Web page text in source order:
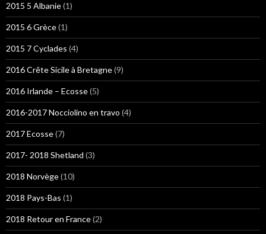
2015 5 Albanie(1)
2015 6 Grèce(1)
2015 7 Cyclades (4)
2016 Crête Sicile à Bretagne(9)
2016 Irlande – Ecosse(5)
2016-2017 Nocciolino en travo (4)
2017 Ecosse(7)
2017- 2018 Shetland (3)
2018 Norvège(10)
2018 Pays-Bas (1)
2018 Retour en France(2)